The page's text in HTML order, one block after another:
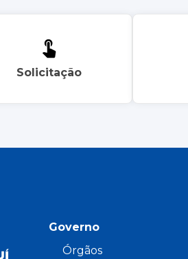
Solicitação
Governo
Órgãos